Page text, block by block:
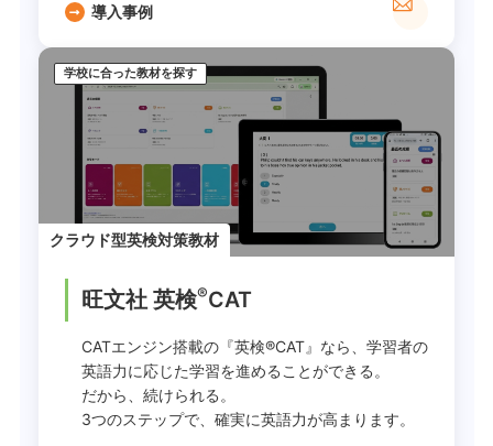
導入事例
学校に合った教材を探す
クラウド型英検対策教材
旺文社 英検®CAT
CATエンジン搭載の『英検®CAT』なら、学習者の
英語力に応じた学習を進めることができる。
だから、続けられる。
3つのステップで、確実に英語力が高まります。